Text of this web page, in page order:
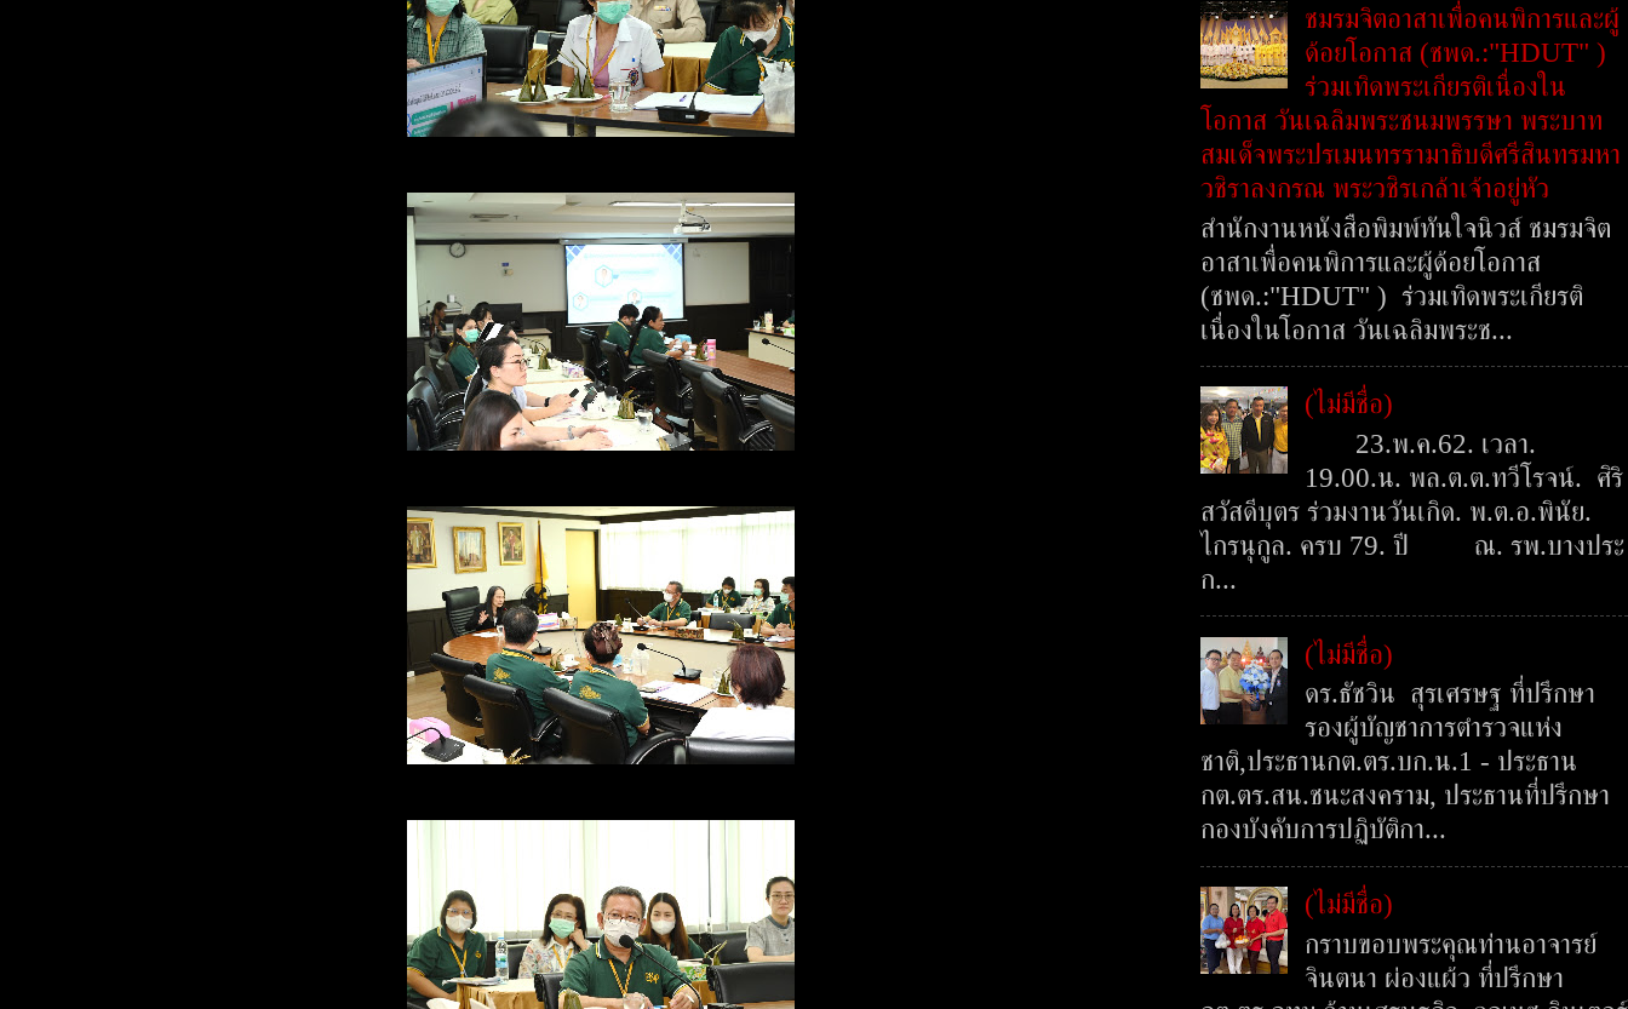
ชมรมจิตอาสาเพื่อคนพิการและผู้
ด้อยโอกาส (ชพด.:"HDUT" )
ร่วมเทิดพระเกียรติเนื่องใน
โอกาส วันเฉลิมพระชนมพรรษา พระบาท
สมเด็จพระปรเมนทรรามาธิบดีศรีสินทรมหา
วชิราลงกรณ พระวชิรเกล้าเจ้าอยู่หัว
สำนักงานหนังสือพิมพ์ทันใจนิวส์ ชมรมจิต
อาสาเพื่อคนพิการและผู้ด้อยโอกาส
(ชพด.:"HDUT" ) ร่วมเทิดพระเกียรติ
เนื่องในโอกาส วันเฉลิมพระช...
(ไม่มีชื่อ)
23.พ.ค.62. เวลา.
19.00.น. พล.ต.ต.ทวีโรจน์. ศิริ
สวัสดีบุตร ร่วมงานวันเกิด. พ.ต.อ.พินัย.
ไกรนุกูล. ครบ 79. ปี ณ. รพ.บางประ
ก...
(ไม่มีชื่อ)
ดร.ธัชวิน สุรเศรษฐ ที่ปรึกษา
รองผู้บัญชาการตำรวจแห่ง
ชาติ,ประธานกต.ตร.บก.น.1 - ประธาน
กต.ตร.สน.ชนะสงคราม, ประธานที่ปรึกษา
กองบังคับการปฏิบัติกา...
(ไม่มีชื่อ)
กราบขอบพระคุณท่านอาจารย์
จินตนา ผ่องแผ้ว ที่ปรึกษา